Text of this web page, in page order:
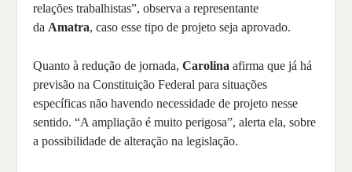
relações trabalhistas”, observa a representante
da Amatra, caso esse tipo de projeto seja aprovado.
Quanto à redução de jornada,Carolina afirma que já há
previsão na Constituição Federal para situações
específicas não havendo necessidade de projeto nesse
sentido. “A ampliação é muito perigosa”, alerta ela, sobre
a possibilidade de alteração na legislação.